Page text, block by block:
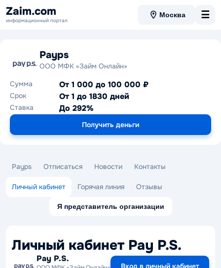
Zaim.com
информационный портал
Москва ☰
Payps
ООО МФК «Займ Онлайн»
Сумма
От 1 000 до 100 000 ₽
Срок От 1 до 1830 дней
Ставка До 292%
Получить деньги
Payps Отписаться Новости Контакты
Личный кабинет Горячая линия Отзывы
Я представитель организации
Личный кабинет Pay P.S.
Pay P.S.
Вход в личный кабинет